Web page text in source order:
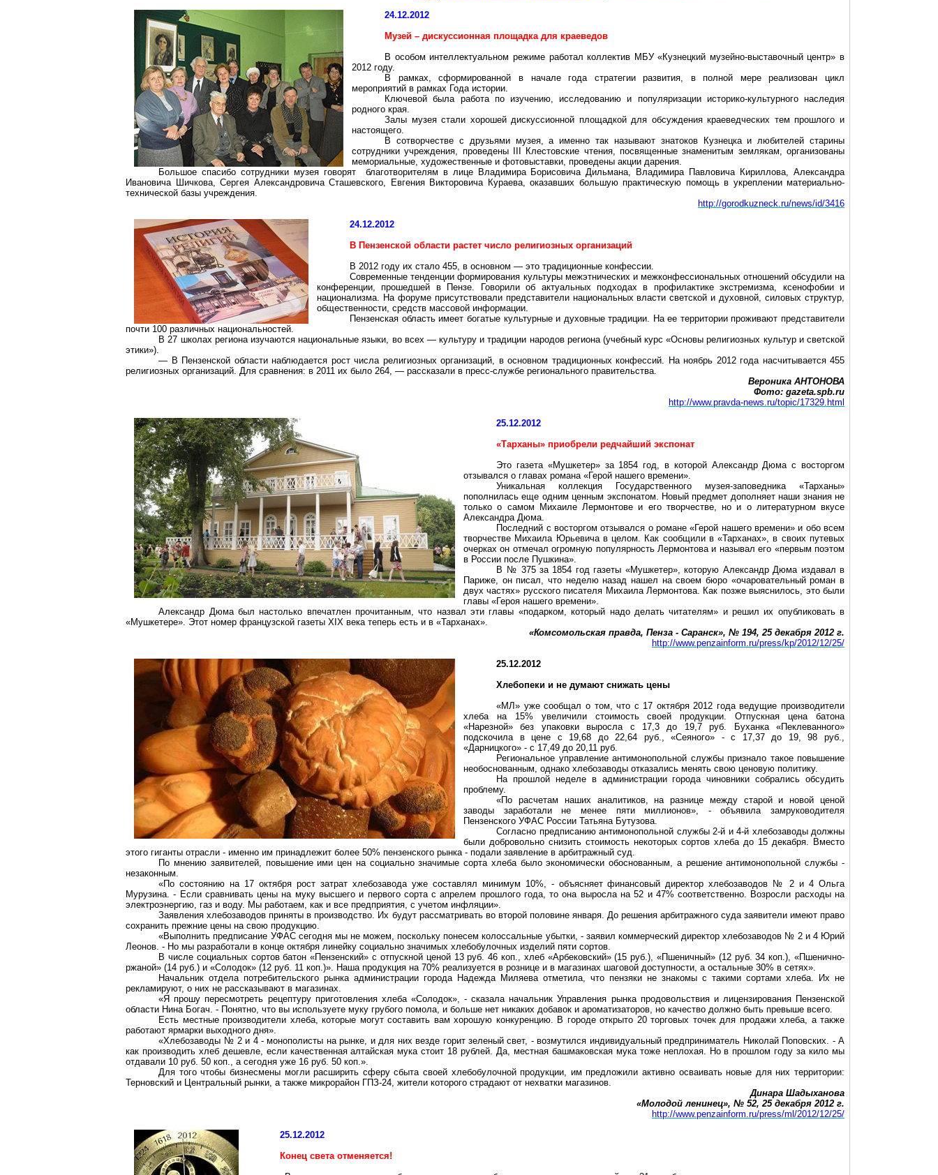
24.12.2012
Музей – дискуссионная площадка для краеведов
В особом интеллектуальном режиме работал коллектив МБУ «Кузнецкий музейно-выставочный центр» в
2012 году.
В рамках, сформированной в начале года стратегии развития, в полной мере реализован цикл
мероприятий в рамках Года истории.
Ключевой была работа по изучению, исследованию и популяризации историко-культурного наследия
родного края.
Залы музея стали хорошей дискуссионной площадкой для обсуждения краеведческих тем прошлого и
настоящего.
В сотворчестве с друзьями музея, а именно так называют знатоков Кузнецка и любителей старины
сотрудники учреждения, проведены III Клестовские чтения, посвященные знаменитым землякам, организованы
мемориальные, художественные и фотовыставки, проведены акции дарения.
Большое спасибо сотрудники музея говорят
благотворителям в лице Владимира Борисовича Дильмана, Владимира Павловича Кириллова, Александра
Ивановича Шичкова, Сергея Александровича Сташевского, Евгения Викторовича Кураева, оказавших большую практическую помощь в укреплении материально-
технической базы учреждения.
http://gorodkuzneck.ru/news/id/3416
24.12.2012
В Пензенской области растет число религиозных организаций
В 2012 году их стало 455, в основном — это традиционные конфессии.
Современные тенденции формирования культуры межэтнических и межконфессиональных отношений обсудили на
конференции, прошедшей в Пензе. Говорили об актуальных подходах в профилактике экстремизма, ксенофобии и
национализма. На форуме присутствовали представители национальных власти светской и духовной, силовых структур,
общественности, средств массовой информации.
Пензенская область имеет богатые культурные и духовные традиции. На ее территории проживают представители
почти 100 различных национальностей.
В 27 школах региона изучаются национальные языки, во всех — культуру и традиции народов региона (учебный курс «Основы религиозных культур и светской
этики»).
— В Пензенской области наблюдается рост числа религиозных организаций, в основном традиционных конфессий. На ноябрь 2012 года насчитывается 455
религиозных организаций. Для сравнения: в 2011 их было 264, — рассказали в пресс-службе регионального правительства.
Вероника АНТОНОВА
Фото: gazeta.spb.ru
http://www.pravda-news.ru/topic/17329.html
25.12.2012
«Тарханы» приобрели редчайший экспонат
Это газета «Мушкетер» за 1854 год, в которой Александр Дюма с восторгом
отзывался о главах романа «Герой нашего времени».
Уникальная коллекция Государственного музея-заповедника «Тарханы»
пополнилась еще одним ценным экспонатом. Новый предмет дополняет наши знания не
только о самом Михаиле Лермонтове и его творчестве, но и о литературном вкусе
Александра Дюма.
Последний с восторгом отзывался о романе «Герой нашего времени» и обо всем
творчестве Михаила Юрьевича в целом. Как сообщили в «Тарханах», в своих путевых
очерках он отмечал огромную популярность Лермонтова и называл его «первым поэтом
в России после Пушкина».
В № 375 за 1854 год газеты «Мушкетер», которую Александр Дюма издавал в
Париже, он писал, что неделю назад нашел на своем бюро «очаровательный роман в
двух частях» русского писателя Михаила Лермонтова. Как позже выяснилось, это были
главы «Героя нашего времени».
Александр Дюма был настолько впечатлен прочитанным, что назвал эти главы «подарком, который надо делать читателям» и решил их опубликовать в
«Мушкетере». Этот номер французской газеты XIX века теперь есть и в «Тарханах».
«Комсомольская правда, Пенза - Саранск», № 194, 25 декабря 2012 г.
http://www.penzainform.ru/press/kp/2012/12/25/
25.12.2012
Хлебопеки и не думают снижать цены
«МЛ» уже сообщал о том, что с 17 октября 2012 года ведущие производители
хлеба на 15% увеличили стоимость своей продукции. Отпускная цена батона
«Нарезной» без упаковки выросла с 17,3 до 19,7 руб. Буханка «Пеклеванного»
подскочила в цене с 19,68 до 22,64 руб., «Сеяного» - с 17,37 до 19, 98 руб.,
«Дарницкого» - с 17,49 до 20,11 руб.
Региональное управление антимонопольной службы признало такое повышение
необоснованным, однако хлебозаводы отказались менять свою ценовую политику.
На прошлой неделе в администрации города чиновники собрались обсудить
проблему.
«По расчетам наших аналитиков, на разнице между старой и новой ценой
заводы заработали не менее пяти миллионов», - объявила замруководителя
Пензенского УФАС России Татьяна Бутузова.
Согласно предписанию антимонопольной службы 2-й и 4-й хлебозаводы должны
были добровольно снизить стоимость некоторых сортов хлеба до 15 декабря. Вместо
этого гиганты отрасли - именно им принадлежит более 50% пензенского рынка - подали заявление в арбитражный суд.
По мнению заявителей, повышение ими цен на социально значимые сорта хлеба было экономически обоснованным, а решение антимонопольной службы -
незаконным.
«По состоянию на 17 октября рост затрат хлебозавода уже составлял минимум 10%, - объясняет финансовый директор хлебозаводов № 2 и 4 Ольга
Мурузина. - Если сравнивать цены на муку высшего и первого сорта с апрелем прошлого года, то она выросла на 52 и 47% соответственно. Возросли расходы на
электроэнергию, газ и воду. Мы работаем, как и все предприятия, с учетом инфляции».
Заявления хлебозаводов приняты в производство. Их будут рассматривать во второй половине января. До решения арбитражного суда заявители имеют право
сохранить прежние цены на свою продукцию.
«Выполнить предписание УФАС сегодня мы не можем, поскольку понесем колоссальные убытки, - заявил коммерческий директор хлебозаводов № 2 и 4 Юрий
Леонов. - Но мы разработали в конце октября линейку социально значимых хлебобулочных изделий пяти сортов.
В числе социальных сортов батон «Пензенский» с отпускной ценой 13 руб. 46 коп., хлеб «Арбековский» (15 руб.), «Пшеничный» (12 руб. 34 коп.), «Пшенично-
ржаной» (14 руб.) и «Солодок» (12 руб. 11 коп.)». Наша продукция на 70% реализуется в рознице и в магазинах шаговой доступности, а остальные 30% в сетях».
Начальник отдела потребительского рынка администрации города Надежда Миляева отметила, что пензяки не знакомы с такими сортами хлеба. Их не
рекламируют, о них не рассказывают в магазинах.
«Я прошу пересмотреть рецептуру приготовления хлеба «Солодок», - сказала начальник Управления рынка продовольствия и лицензирования Пензенской
области Нина Богач. - Понятно, что вы используете муку грубого помола, и больше нет никаких добавок и ароматизаторов, но качество должно быть превыше всего.
Есть местные производители хлеба, которые могут составить вам хорошую конкуренцию. В городе открыто 20 торговых точек для продажи хлеба, а также
работают ярмарки выходного дня».
«Хлебозаводы № 2 и 4 - монополисты на рынке, и для них везде горит зеленый свет, - возмутился индивидуальный предприниматель Николай Поповских. - А
как производить хлеб дешевле, если качественная алтайская мука стоит 18 рублей. Да, местная башмаковская мука тоже неплохая. Но в прошлом году за кило мы
отдавали 10 руб. 50 коп., а сегодня уже 16 руб. 50 коп.».
Для того чтобы бизнесмены могли расширить сферу сбыта своей хлебобулочной продукции, им предложили активно осваивать новые для них территории:
Терновский и Центральный рынки, а также микрорайон ГПЗ-24, жители которого страдают от нехватки магазинов.
Динара Шадыханова
«Молодой ленинец», № 52, 25 декабря 2012 г.
http://www.penzainform.ru/press/ml/2012/12/25/
25.12.2012
Конец света отменяется!